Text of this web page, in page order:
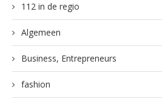
112 in de regio
Algemeen
Business, Entrepreneurs
fashion